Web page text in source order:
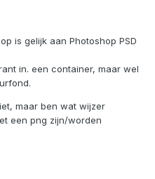
is gelijk aan Photoshop PSD
in. een container, maar wel
maar ben wat wijzer
een png zijn/worden